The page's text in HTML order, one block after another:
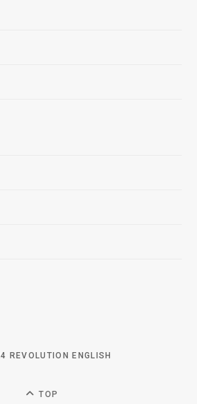
REVOLUTION ENGLISH
TOP